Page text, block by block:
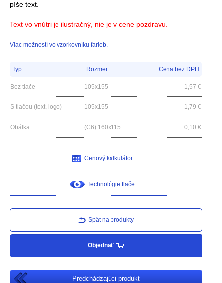
píše text.
Text vo vnútri je ilustračný, nie je v cene pozdravu.
Viac možností vo vzorkovníku farieb.
Typ Rozmer Cena bez DPH
Bez tlače 105x155 1,57 €
S tlačou (text, logo) 105x155 1,79 €
Obálka (C6) 160x115 0,10 €
Cenový kalkulátor
Technológie tlače
Spät na produkty
Objednať
Predchádzajúci produkt